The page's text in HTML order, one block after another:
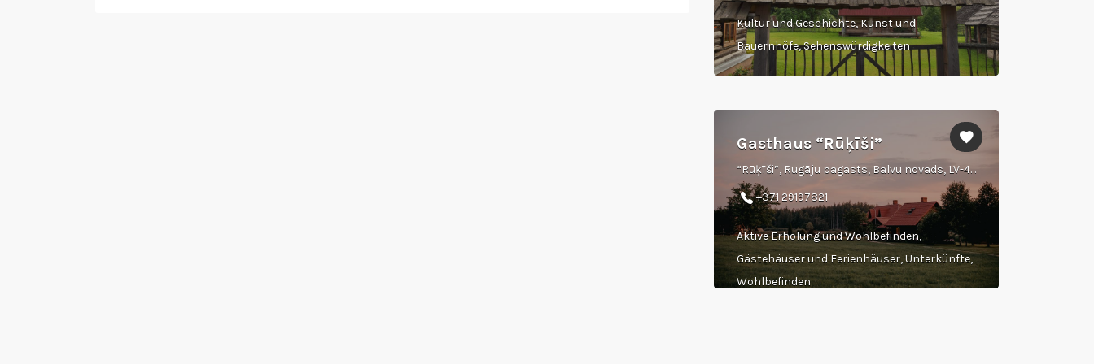
Kultur und Geschichte, Kunst und
Bauernhöfe, Sehenswürdigkeiten
Gasthaus “Rūķīši”
“Rūķīši”, Rugāju pagasts, Balvu novads, LV-4570
+371 29197821
Aktive Erholung und Wohlbefinden,
Gästehäuser und Ferienhäuser, Unterkünfte,
Wohlbefinden